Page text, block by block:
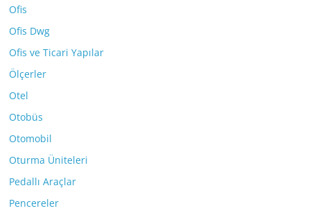
Ofis
Ofis Dwg
Ofis ve Ticari Yapılar
Ölçerler
Otel
Otobüs
Otomobil
Oturma Üniteleri
Pedallı Araçlar
Pencereler